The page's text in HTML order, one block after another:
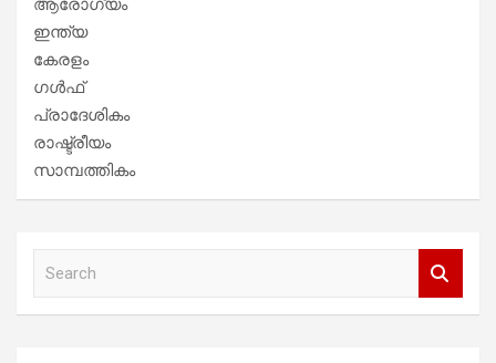
ആരോഗ്യം
ഇന്ത്യ
കേരളം
ഗൾഫ്
പ്രാദേശികം
രാഷ്ട്രീയം
സാമ്പത്തികം